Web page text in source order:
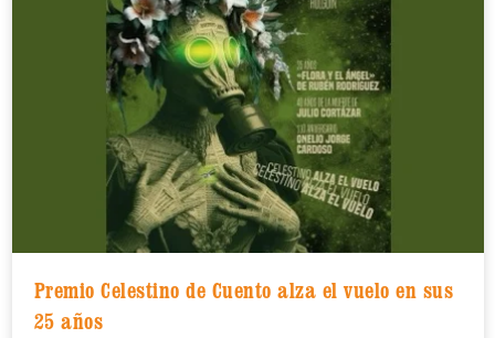
Premio Celestino de Cuento alza el vuelo en sus
25 años